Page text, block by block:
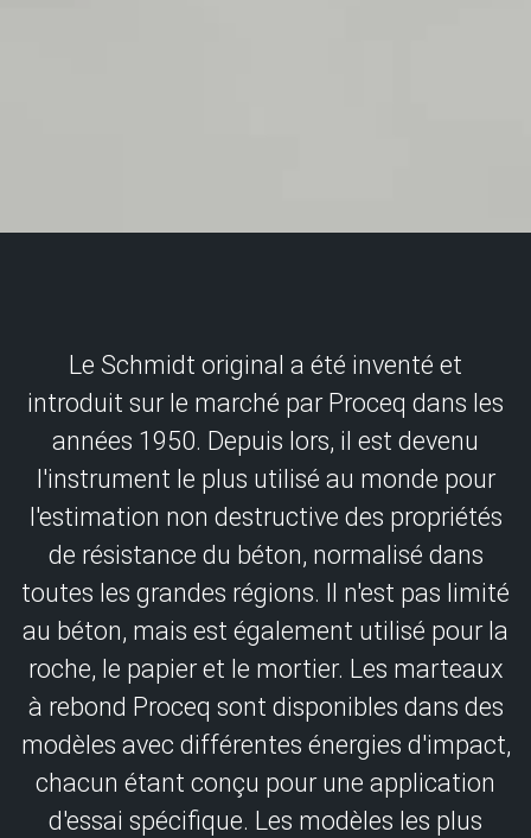
Le Schmidt original a été inventé et
introduit sur le marché par Proceq dans les
années 1950. Depuis lors, il est devenu
l'instrument le plus utilisé au monde pour
l'estimation non destructive des propriétés
de résistance du béton, normalisé dans
toutes les grandes régions. Il n'est pas limité
au béton, mais est également utilisé pour la
roche, le papier et le mortier. Les marteaux
à rebond Proceq sont disponibles dans des
modèles avec différentes énergies d'impact,
chacun étant conçu pour une application
d'essai spécifique. Les modèles les plus